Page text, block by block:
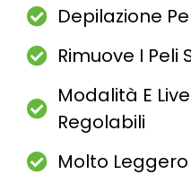
Depilazione
Rimuove I Peli
Modalità E
Regolabili
Molto